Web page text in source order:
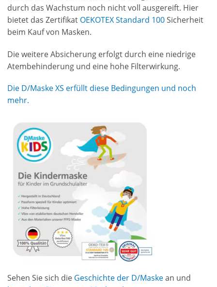
durch das Wachstum noch nicht voll ausgereift. Hier
bietet das Zertifikat OEKOTEX Standard 100Sicherheit
beim Kauf von Masken.
Die weitere Absicherung erfolgt durch eine niedrige
Atembehinderung und eine hohe Filterwirkung.
Die D/Maske XS erfüllt diese Bedingungen und noch
mehr.
Sehen Sie sich die Geschichte der D/Maskean und